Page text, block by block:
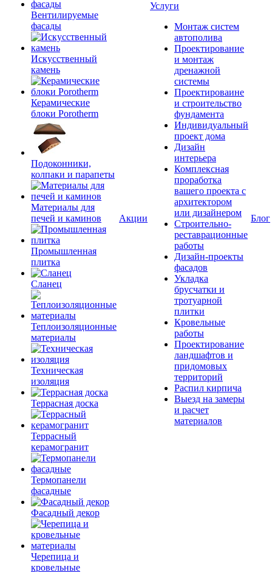
Вентилируемые
фасады
Искусственный
камень
Керамические
блоки Porotherm
Подоконники,
колпаки и парапеты
Материалы для
печей и каминов
Промышленная
плитка
Сланец
Теплоизоляционные
материалы
Техническая
изоляция
Террасная доска
Террасный
керамогранит
Термопанели
фасадные
Фасадный декор
Черепица и
кровельные
Акции
Услуги
Монтаж систем
автополива
Проектирование
и монтаж
дренажной
системы
Проектироваине
и строительство
фундамента
Индивидуальный
проект дома
Дизайн
интерьера
Комплексная
проработка
вашего проекта с
архитектором
или дизайнером
Строительно-
реставрационные
работы
Дизайн-проекты
фасадов
Укладка
брусчатки и
тротуарной
плитки
Кровельные
работы
Проектирование
ландшафтов и
придомовых
территорий
Распил кирпича
Выезд на замеры
и расчет
материалов
Блог